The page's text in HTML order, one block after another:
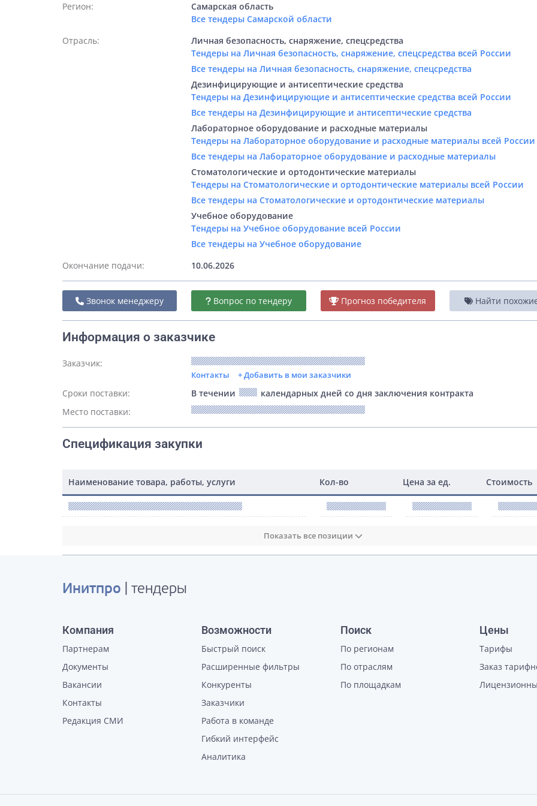
Регион:
Самарская область
Все тендеры Самарской области
Отрасль:
Личная безопасность, снаряжение, спецсредства
Тендеры на Личная безопасность, снаряжение, спецсредства всей России
Все тендеры на Личная безопасность, снаряжение, спецсредства
Дезинфицирующие и антисептические средства
Тендеры на Дезинфицирующие и антисептические средства всей России
Все тендеры на Дезинфицирующие и антисептические средства
Лабораторное оборудование и расходные материалы
Тендеры на Лабораторное оборудование и расходные материалы всей России
Все тендеры на Лабораторное оборудование и расходные материалы
Стоматологические и ортодонтические материалы
Тендеры на Стоматологические и ортодонтические материалы всей России
Все тендеры на Стоматологические и ортодонтические материалы
Учебное оборудование
Тендеры на Учебное оборудование всей России
Все тендеры на Учебное оборудование
Окончание подачи:
10.06.2026
Звонок менеджеру Вопрос по тендеру Прогноз победителя Найти
Информация о заказчике
Заказчик:
Контакты + Добавить в мои заказчики
Сроки поставки: В течении
календарных дней со дня заключения контракта
Место поставки:
Спецификация закупки
Наименование товара, работы, услуги Кол-во Цена за ед. Стоимость
Показать все позиции
Инитпро | тендеры
Компания
Партнерам
Документы
Вакансии
Контакты
Редакция СМИ
Возможности
Быстрый поиск
Расширенные фильтры
Конкуренты
Заказчики
Работа в команде
Гибкий интерфейс
Аналитика
Поиск
По регионам
По отраслям
По площадкам
Цены
Тарифы
Заказ